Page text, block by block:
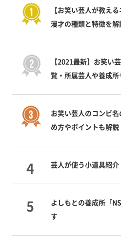
【お笑い芸人が教え
漫才の種類と特徴を解
【2021最新】お笑い
覧・所属芸人や養成所
お笑い芸人のコンビ
め方やポイントも解説
芸人が使う小道具紹介
よしもとの養成所「
す